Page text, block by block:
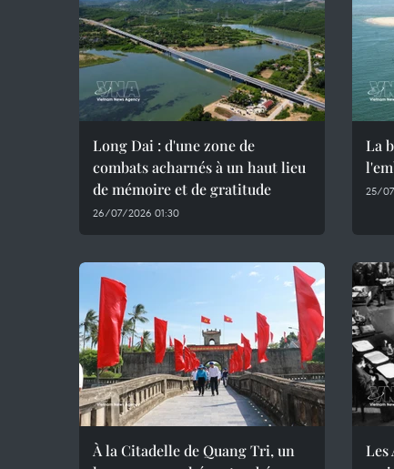
Long Dai : d'une zone de
combats acharnés à un haut lieu
de mémoire et de gratitude
26/07/2026 01:30
La
25/
À la Citadelle de Quang Tri, un
Les